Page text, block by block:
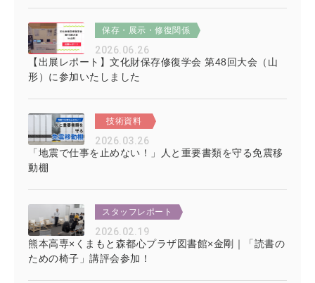
保存・展示・修復関係
2026.06.26
【出展レポート】文化財保存修復学会 第48回大会（山
形）に参加いたしました
技術資料
2026.03.26
「地震で仕事を止めない！」人と重要書類を守る免震移
動棚
スタッフレポート
2026.02.19
熊本高専×くまもと森都心プラザ図書館×金剛｜「読書の
ための椅子」講評会参加！